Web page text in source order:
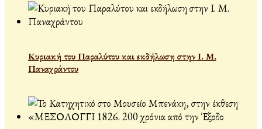
Κυριακή του Παραλύτου και εκδήλωση στην Ι. Μ.
Παναχράντου